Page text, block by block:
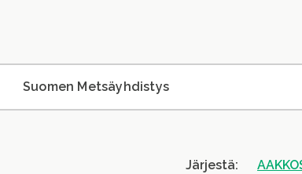
Suomen Metsäyhdistys
Järjestä: